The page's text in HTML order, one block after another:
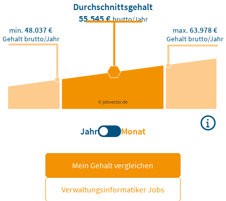
Durchschnittsgehalt
55.545 €brutto/Jahr
min.48.037 €
Gehalt brutto/Jahr
max.63.978 €
Gehalt brutto/Jahr
Jahr Monat
Mein Gehalt vergleichen
Verwaltungsinformatiker Jobs